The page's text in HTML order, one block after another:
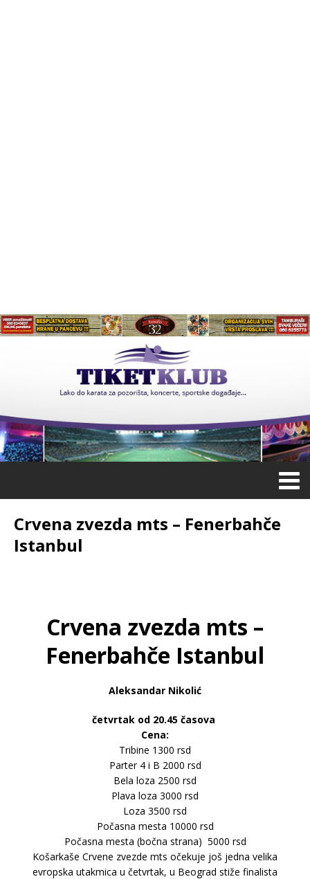
Crvena zvezda mts – Fenerbahče
Istanbul
Crvena zvezda mts –
Fenerbahče Istanbul
Aleksandar Nikolić
četvrtak od 20.45 časova
Cena:
Tribine 1300 rsd
Parter 4 i B 2000 rsd
Bela loza 2500 rsd
Plava loza 3000 rsd
Loza 3500 rsd
Počasna mesta 10000 rsd
Počasna mesta (bočna strana) 5000 rsd
Košarkaše Crvene zvezde mts očekuje još jedna velika
evropska utakmica u četvrtak, u Beograd stiže finalista